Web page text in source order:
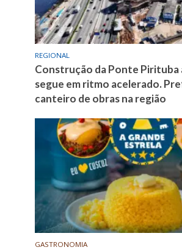
REGIONAL
Construção da Ponte Pirituba
segue em ritmo acelerado.
canteiro de obras na região
GASTRONOMIA